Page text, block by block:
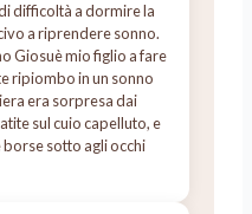
difficoltà a dormire la
a riprendere sonno.
Giosuè mio figlio a fare
ripiombo in un sonno
era sorpresa dai
sul cuio capelluto, e
borse sotto agli occhi